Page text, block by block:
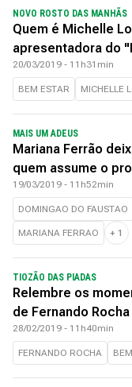
NOVO ROSTO DAS MANHÃS
Quem é Michelle
apresentadora do
20/03/2019 - 11h31min
BEM ESTAR MICHELLE
MAIS UM ADEUS
Mariana Ferrão
quem assume o
19/03/2019 - 11h52min
DOMINGAO DO FAUSTAO
MARIANA FERRAO + 1
TIOZÃO DAS PIADAS
Relembre os
de Fernando
28/02/2019 - 11h40min
FERNANDO ROCHA